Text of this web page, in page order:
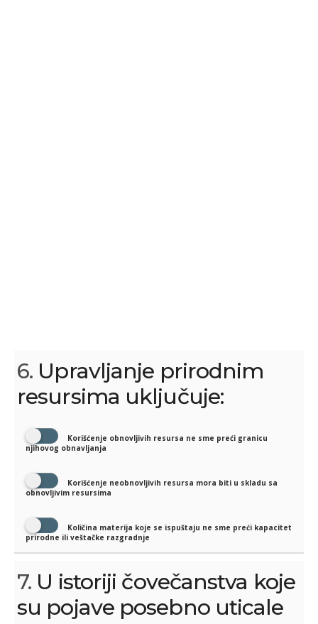
6. Upravljanje prirodnim
resursima uključuje:
Korišćenje obnovljivih resursa ne sme preći granicu
njihovog obnavljanja
Korišćenje neobnovljivih resursa mora biti u skladu sa
obnovljivim resursima
Količina materija koje se ispuštaju ne sme preći kapacitet
prirodne ili veštačke razgradnje
7. U istoriji čovečanstva koje
su pojave posebno uticale